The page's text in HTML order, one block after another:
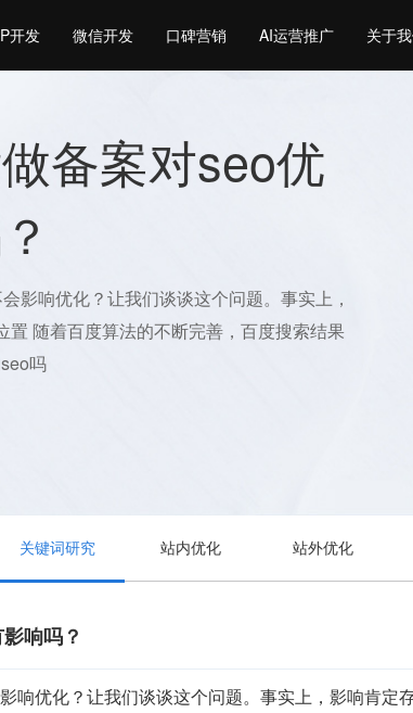
开发 微信开发 口碑营销 AI运营推广 关于
备案对seo优
影响优化？让我们谈谈这个问题。事实上，
置 随着百度算法的不断完善，百度搜索结果
吗
关键词研究 站内优化 站外优化
响吗？
响优化？让我们谈谈这个问题。事实上，影响肯定存